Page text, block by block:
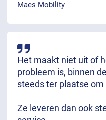
Maes Mobility
Het maakt niet uit of
probleem is, binnen
steeds ter plaatse
Ze leveren dan ook